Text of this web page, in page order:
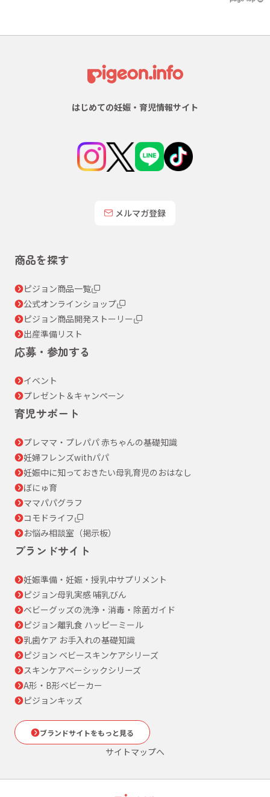
はじめての妊娠・育児情報サイト
メルマガ登録
商品を探す
ピジョン商品一覧
公式オンラインショップ
ピジョン商品開発ストーリー
出産準備リスト
応募・参加する
イベント
プレゼント＆キャンペーン
育児サポート
プレママ・プレパパ 赤ちゃんの基礎知識
妊婦フレンズwithパパ
妊娠中に知っておきたい母乳育児のおはなし
ぼにゅ育
ママパパグラフ
コモドライフ
お悩み相談室（掲示板）
ブランドサイト
妊娠準備・妊娠・授乳中サプリメント
ピジョン母乳実感 哺乳びん
ベビーグッズの洗浄・消毒・除菌ガイド
ピジョン離乳食 ハッピーミール
乳歯ケア お手入れの基礎知識
ピジョン ベビースキンケアシリーズ
スキンケアベーシックシリーズ
A形・B形ベビーカー
ピジョンキッズ
ブランドサイトをもっと見る
サイトマップへ